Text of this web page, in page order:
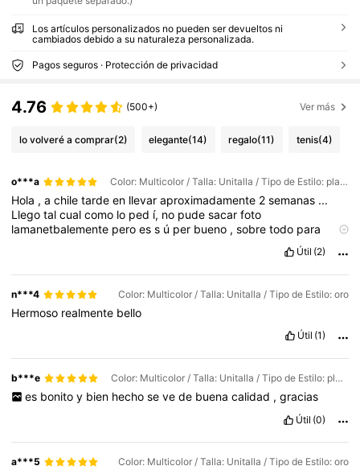
Los artículos personalizados no pueden ser devueltos ni
cambiados debido a su naturaleza personalizada.
Pagos seguros · Protección de privacidad
4.76 (500+) Ver más
lo volveré a comprar(2) elegante(14) regalo(11) tenis(4)
o***a Color: Multicolor / Talla: Unitalla / Tipo de Estilo: plata
Hola ,achiletardeen llevaraproximadamente 2semanas ...
Llegotalcualcomo lo ped í, no pudesacarfoto
lamanetbalemente peroess ú per bueno ,sobretodo para
Útil (2)
n***4 Color: Multicolor / Talla: Unitalla / Tipo de Estilo: oro
Hermoso realmente bello
Útil (1)
b***e Color: Multicolor / Talla: Unitalla / Tipo de Estilo: plata
es bonito y bien hecho se ve de buena calidad , gracias
Útil (0)
a***5 Color: Multicolor / Talla: Unitalla / Tipo de Estilo: oro